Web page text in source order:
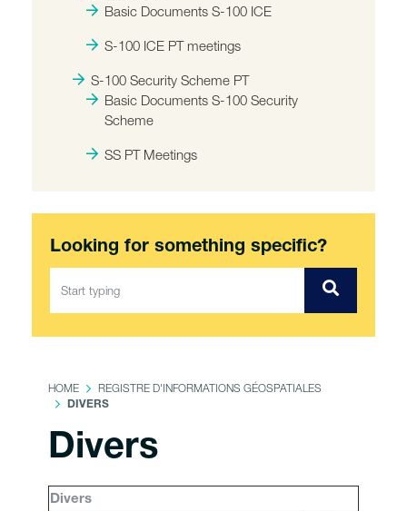
Basic Documents S-100 ICE
S-100 ICE PT meetings
S-100 Security Scheme PT
Basic Documents S-100 Security
Scheme
SS PT Meetings
Looking for something specific?
HOME REGISTRE D'INFORMATIONS GÉOSPATIALES
DIVERS
Divers
Divers